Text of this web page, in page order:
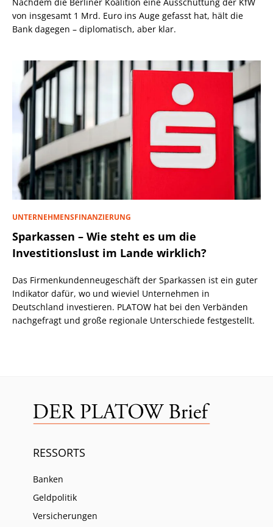
von insgesamt 1 Mrd. Euro ins Auge gefasst hat, hält die
Bank dagegen – diplomatisch, aber klar.
UNTERNEHMENSFINANZIERUNG
Sparkassen – Wie steht es um die
Investitionslust im Lande wirklich?
Das Firmenkundenneugeschäft der Sparkassen ist ein guter
Indikator dafür, wo und wieviel Unternehmen in
Deutschland investieren. PLATOW hat bei den Verbänden
nachgefragt und große regionale Unterschiede festgestellt.
RESSORTS
Banken
Geldpolitik
Versicherungen